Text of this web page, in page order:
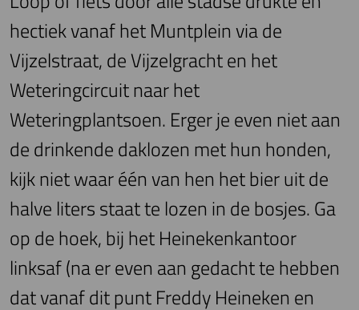
hectiek vanaf het Muntplein via de
Vijzelstraat, de Vijzelgracht en het
Weteringcircuit naar het
Weteringplantsoen. Erger je even niet aan
de drinkende daklozen met hun honden,
kijk niet waar één van hen het bier uit de
halve liters staat te lozen in de bosjes. Ga
op de hoek, bij het Heinekenkantoor
linksaf (na er even aan gedacht te hebben
dat vanaf dit punt Freddy Heineken en